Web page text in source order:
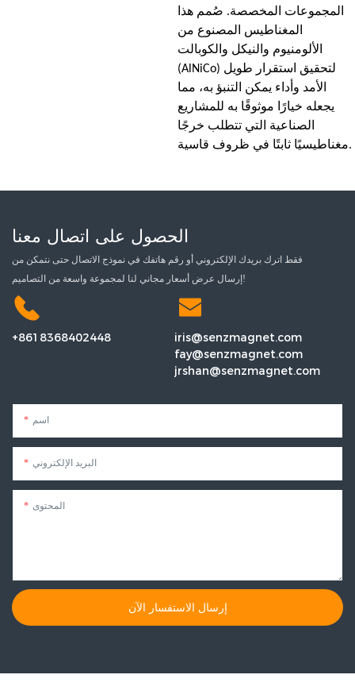
المجموعات المخصصة. صُمم هذا
المغناطيس المصنوع من
الألومنيوم والنيكل والكوبالت
(AlNiCo) لتحقيق استقرار طويل
الأمد وأداء يمكن التنبؤ به، مما
يجعله خيارًا موثوقًا به للمشاريع
الصناعية التي تتطلب خرجًا
مغناطيسيًا ثابتًا في ظروف قاسية.
الحصول على اتصال معنا
فقط اترك بريدك الإلكتروني أو رقم هاتفك في نموذج الاتصال حتى نتمكن من
إرسال عرض أسعار مجاني لنا لمجموعة واسعة من التصاميم!
+8618368402448
iris@senzmagnet.com
fay@senzmagnet.com
jrshan@senzmagnet.com
اسم
البريد الإلكتروني
المحتوى
إرسال الاستفسار الآن